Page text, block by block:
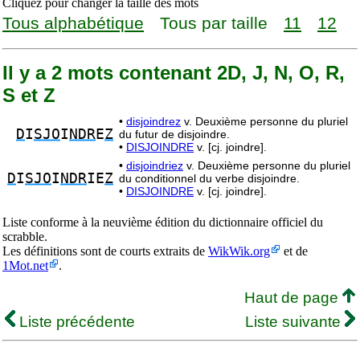
Cliquez pour changer la taille des mots
Tous alphabétique Tous par taille 11 12
Il y a 2 mots contenant 2D, J, N, O, R,
S et Z
DISJOI NDREZ
• disjoindrez v. Deuxième personne du pluriel
du futur de disjoindre.
• DISJOINDRE v. [cj. joindre].
DISJOI NDRIEZ
• disjoindriez v. Deuxième personne du pluriel
du conditionnel du verbe disjoindre.
• DISJOINDRE v. [cj. joindre].
Liste conforme à la neuvième édition du dictionnaire officiel du
scrabble.
Les définitions sont de courts extraits de WikWik.org
et de
1Mot.net
.
Haut de page
Liste précédente
Liste suivante